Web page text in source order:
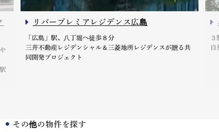
リバープレミアレジデンス広島
「広島」駅、八丁堀へ徒歩８分
三井不動産レジデンシャル＆三菱地所レジデンスが贈る共
同開発プロジェクト
３
自
その他の物件を探す